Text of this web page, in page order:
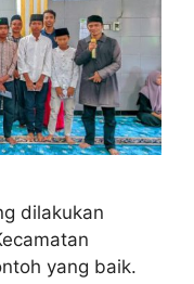
dilakukan
yang baik.